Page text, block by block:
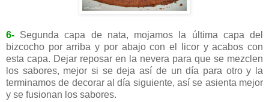
6- Segunda capa de nata, mojamos la última capa del
bizcocho por arriba y por abajo con el licor y acabos con
esta capa. Dejar reposar en la nevera para que se mezclen
los sabores, mejor si se deja así de un día para otro y la
terminamos de decorar al día siguiente, así se asienta mejor
y se fusionan los sabores.